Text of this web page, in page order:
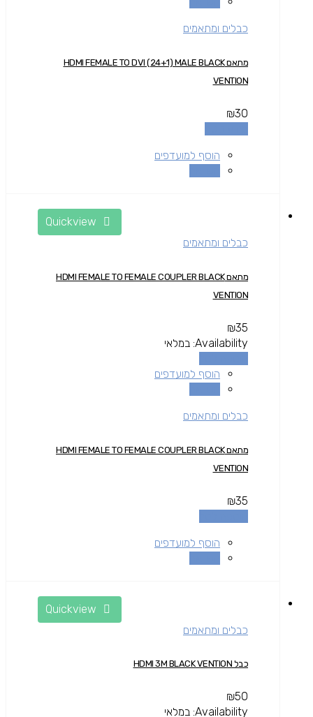
כבלים ומתאמים
מתאם HDMI FEMALE TO DVI (24+1) MALE BLACK
VENTION
₪30
הוסף למועדפים
כבלים ומתאמים
מתאם HDMI FEMALE TO FEMALE COUPLER BLACK
VENTION
₪35
Availability: במלאי
הוסף למועדפים
כבלים ומתאמים
מתאם HDMI FEMALE TO FEMALE COUPLER BLACK
VENTION
₪35
הוסף למועדפים
כבלים ומתאמים
כבל HDMI 3M BLACK VENTION
₪50
Availability: במלאי